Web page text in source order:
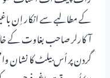
کے مطالبے سے انکار اِن
آکارلر صاحب بغاوت کے
گردن پر اُس بیلٹ کا نشان